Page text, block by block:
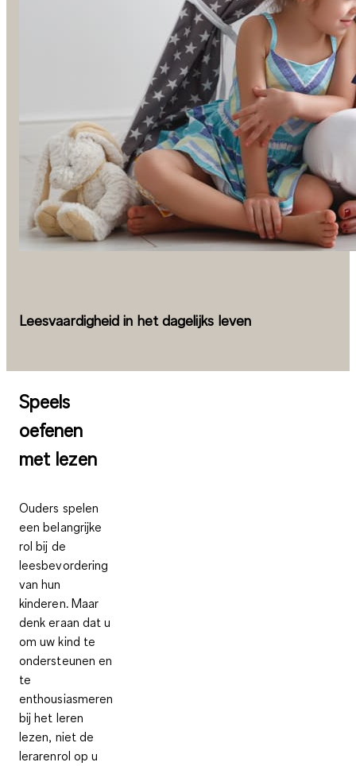
Leesvaardigheid in het dagelijks leven
Speels
oefenen
met lezen
Ouders spelen
een belangrijke
rol bij de
leesbevordering
van hun
kinderen. Maar
denk eraan dat u
om uw kind te
ondersteunen en
te
enthousiasmeren
bij het leren
lezen, niet de
lerarenrol op u